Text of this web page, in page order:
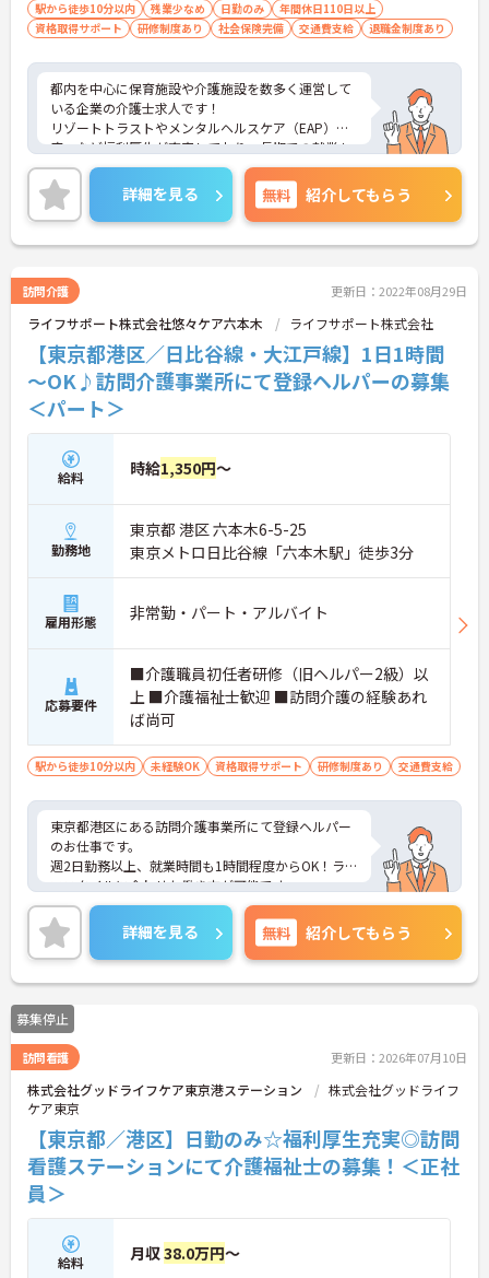
駅から徒歩10分以内 残業少なめ 日勤のみ
年間休日110日以上
資格取得サポート
研修制度あり 社会保険完備 交通費支給 退職金制度あり
都内を中心に保育施設や介護施設を数多く運営して
いる企業の介護士求人です！
リゾートトラストやメンタルヘルスケア（EAP）制
度、など福利厚生が充実しており、長期での就業も
安心です。
また、年間休日数120日、残業も少なめでプライベ
ートとの両立が出来る環境が整っております。
ご興味ある方には、面接のポイントなど、さらに詳
細をお話致しますのでお気軽にご相談ください。
詳細を見る 無料 紹介してもらう
訪問介護 更新日：2022年08月29日
ライフサポート株式会社悠々ケア六本木 ライフサポート株式会社
【東京都港区／日比谷線・大江戸線】1日1時間
～OK♪訪問介護事業所にて登録ヘルパーの募集
＜パート＞
給料 時給1,350円～
勤務地
東京都 港区 六本木6-5-25
東京メトロ日比谷線「六本木駅」徒歩3分
雇用形態 非常勤・パート・アルバイト
応募要件
■介護職員初任者研修（旧ヘルパー2級）以
上 ■介護福祉士歓迎 ■訪問介護の経験あれ
ば尚可
駅から徒歩10分以内 未経験OK 資格取得サポート 研修制度あり 交通費支給
東京都港区にある訪問介護事業所にて登録ヘルパー
のお仕事です。
週2日勤務以上、就業時間も1時間程度からOK！ライ
フスタイルに合わせた働き方が可能です。
ご興味ある方には、面接対策ポイントなど、さらに
詳細をお話しいたしますのでお気軽にご相談くださ
い。
詳細を見る 無料 紹介してもらう
募集停止
訪問看護 更新日：2026年07月10日
株式会社グッドライフケア東京港ステーション
株式会社グッドライフ
ケア東京
【東京都／港区】日勤のみ☆福利厚生充実◎訪問
看護ステーションにて介護福祉士の募集！＜正社
員＞
給料 月収38.0万円～